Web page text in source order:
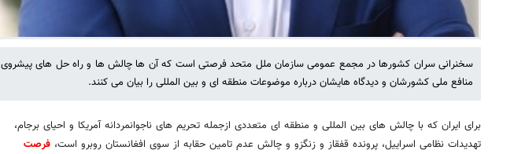
سخنرانی سران کشورها در مجمع عمومی سازمان ملل متحد فرصتی است که آن ها چالش ها و راه حل های پیشروی
منافع ملی کشورشان و دیدگاه هایشان درباره موضوعات منطقه ای و بین المللی را بیان می کنند.
برای ایران که با چالش های بین المللی و منطقه ای متعددی ازجمله تحریم های ناجوانمردانه آمریکا و احیای برجام،
تهدیدات نظامی اسراییل، پرونده قفقاز و زنگزو و چالش عدم تامین حقابه از سوی افغانستان روبرو است، فرصت